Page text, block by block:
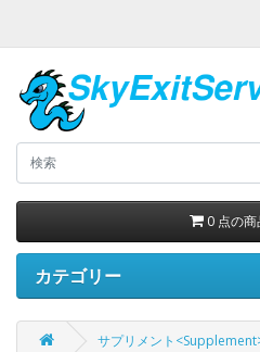
0 点の
カテゴリー
サプリメント